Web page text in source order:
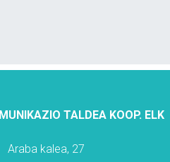
TALDEA KOOP. ELK
Araba kalea, 27